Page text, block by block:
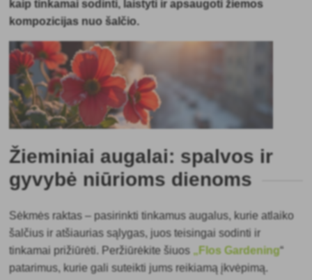
kaip tinkamai sodinti, laistyti ir apsaugoti žiemos
kompozicijas nuo šalčio.
Žieminiai augalai: spalvos ir
gyvybė niūrioms dienoms
Sėkmės raktas – pasirinkti tinkamus augalus, kurie atlaiko
šalčius ir atšiaurias sąlygas, juos teisingai sodinti ir
tinkamai prižiūrėti. Peržiūrėkite šiuos „Flos Gardening“
patarimus, kurie gali suteikti jums reikiamą įkvėpimą.